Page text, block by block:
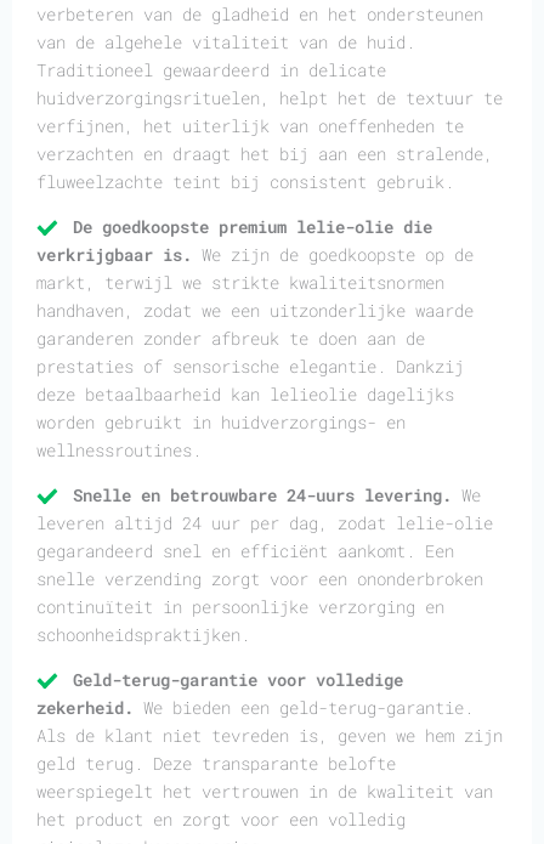
verbeteren van de gladheid en het ondersteunen
van de algehele vitaliteit van de huid.
Traditioneel gewaardeerd in delicate
huidverzorgingsrituelen, helpt het de textuur te
verfijnen, het uiterlijk van oneffenheden te
verzachten en draagt het bij aan een stralende,
fluweelzachte teint bij consistent gebruik.
De goedkoopste premium lelie-olie die
verkrijgbaar is. We zijn de goedkoopste op de
markt, terwijl we strikte kwaliteitsnormen
handhaven, zodat we een uitzonderlijke waarde
garanderen zonder afbreuk te doen aan de
prestaties of sensorische elegantie. Dankzij
deze betaalbaarheid kan lelieolie dagelijks
worden gebruikt in huidverzorgings- en
wellnessroutines.
Snelle en betrouwbare 24-uurs levering. We
leveren altijd 24 uur per dag, zodat lelie-olie
gegarandeerd snel en efficiënt aankomt. Een
snelle verzending zorgt voor een ononderbroken
continuïteit in persoonlijke verzorging en
schoonheidspraktijken.
Geld-terug-garantie voor volledige
zekerheid. We bieden een geld-terug-garantie.
Als de klant niet tevreden is, geven we hem zijn
geld terug. Deze transparante belofte
weerspiegelt het vertrouwen in de kwaliteit van
het product en zorgt voor een volledig